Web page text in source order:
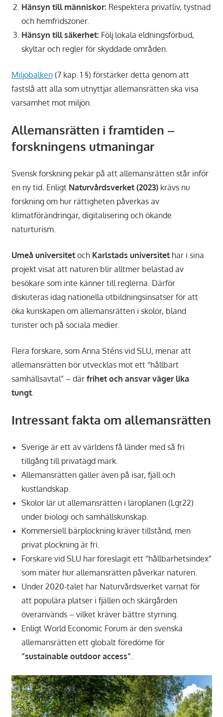
Hänsyn till människor: Respektera privatliv, tystnad
och hemfridszoner.
Hänsyn till säkerhet: Följ lokala eldningsförbud,
skyltar och regler för skyddade områden.
Miljöbalken(7 kap. 1 §) förstärker detta genom att
fastslå att alla som utnyttjar allemansrätten ska visa
varsamhet mot miljön.
Allemansrätten i framtiden –
forskningens utmaningar
Svensk forskning pekar på att allemansrätten står inför
en ny tid. Enligt Naturvårdsverket (2023)krävs nu
forskning om hur rättigheten påverkas av
klimatförändringar, digitalisering och ökande
naturturism.
Umeå universitetoch Karlstads universitethar i sina
projekt visat att naturen blir alltmer belastad av
besökare som inte känner till reglerna. Därför
diskuteras idag nationella utbildningsinsatser för att
öka kunskapen om allemansrätten i skolor, bland
turister och på sociala medier.
Flera forskare, som Anna Sténs vid SLU, menar att
allemansrätten bör utvecklas mot ett “hållbart
samhällsavtal” – där frihet och ansvar väger lika
tungt.
Intressant fakta om allemansrätten
Sverige är ett av världens få länder med så fri
tillgång till privatägd mark.
Allemansrätten gäller även på isar, fjäll och
kustlandskap.
Skolor lär ut allemansrätten i läroplanen (Lgr22)
under biologi och samhällskunskap.
Kommersiell bärplockning kräver tillstånd, men
privat plockning är fri.
Forskare vid SLU har föreslagit ett “hållbarhetsindex”
som mäter hur allemansrätten påverkar naturen.
Under 2020-talet har Naturvårdsverket varnat för
att populära platser i fjällen och skärgården
överanvänds – vilket kräver bättre styrning.
Enligt World Economic Forum är den svenska
allemansrätten ett globalt föredöme för
”sustainable outdoor access”